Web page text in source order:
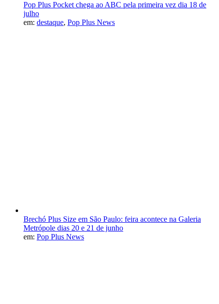
Pop Plus Pocket chega ao ABC pela primeira vez dia 18 de
julho
em: destaque, Pop Plus News
Brechó Plus Size em São Paulo: feira acontece na Galeria
Metrópole dias 20 e 21 de junho
em: Pop Plus News